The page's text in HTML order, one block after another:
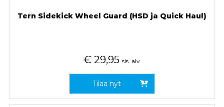
Tern Sidekick Wheel Guard (HSD ja Quick Haul)
€ 29,95 sis. alv
Tilaa nyt